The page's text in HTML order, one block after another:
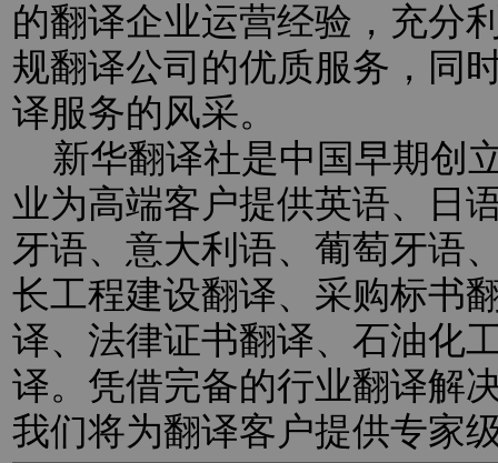
的翻译企业运营经验，充分
规翻译公司的优质服务，同
译服务的风采。
新华翻译社是中国早期创
业为高端客户提供英语、日
牙语、意大利语、葡萄牙语
长工程建设翻译、采购标书
译、法律证书翻译、石油化
译。凭借完备的行业翻译解
我们将为翻译客户提供专家